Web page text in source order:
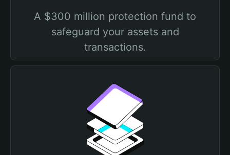
A $300 million protection fund to
safeguard your assets and
transactions.